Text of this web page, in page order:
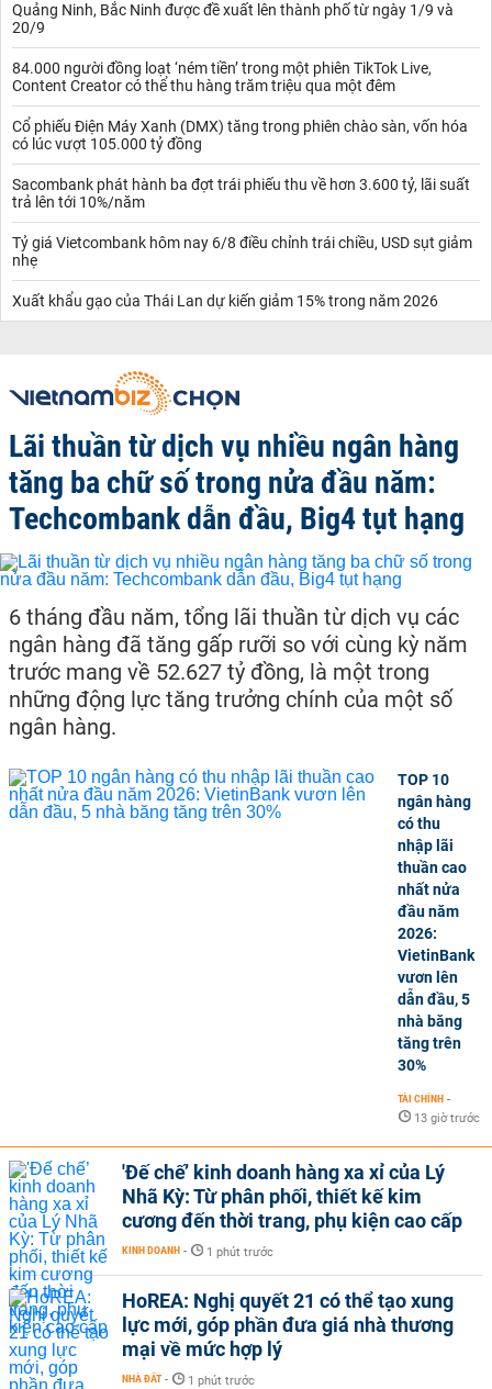
Quảng Ninh, Bắc Ninh được đề xuất lên thành phố từ ngày 1/9 và
20/9
84.000 người đồng loạt ‘ném tiền’ trong một phiên TikTok Live,
Content Creator có thể thu hàng trăm triệu qua một đêm
Cổ phiếu Điện Máy Xanh (DMX) tăng trong phiên chào sàn, vốn hóa
có lúc vượt 105.000 tỷ đồng
Sacombank phát hành ba đợt trái phiếu thu về hơn 3.600 tỷ, lãi suất
trả lên tới 10%/năm
Tỷ giá Vietcombank hôm nay 6/8 điều chỉnh trái chiều, USD sụt giảm
nhẹ
Xuất khẩu gạo của Thái Lan dự kiến giảm 15% trong năm 2026
Lãi thuần từ dịch vụ nhiều ngân hàng
tăng ba chữ số trong nửa đầu năm:
Techcombank dẫn đầu, Big4 tụt hạng
6 tháng đầu năm, tổng lãi thuần từ dịch vụ các
ngân hàng đã tăng gấp rưỡi so với cùng kỳ năm
trước mang về 52.627 tỷ đồng, là một trong
những động lực tăng trưởng chính của một số
ngân hàng.
TOP 10
ngân hàng
có thu
nhập lãi
thuần cao
nhất nửa
đầu năm
2026:
VietinBank
vươn lên
dẫn đầu, 5
nhà băng
tăng trên
30%
TÀI CHÍNH -
13 giờ trước
'Đế chế’ kinh doanh hàng xa xỉ của Lý
Nhã Kỳ: Từ phân phối, thiết kế kim
cương đến thời trang, phụ kiện cao cấp
KINH DOANH - 1 phút trước
HoREA: Nghị quyết 21 có thể tạo xung
lực mới, góp phần đưa giá nhà thương
mại về mức hợp lý
NHÀ ĐẤT - 1 phút trước